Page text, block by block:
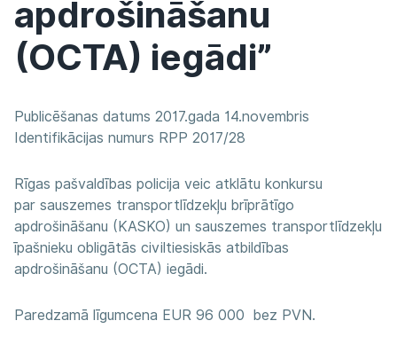
apdrošināšanu
(OCTA) iegādi”
Publicēšanas datums 2017.gada 14.novembris
Identifikācijas numurs RPP 2017/28
Rīgas pašvaldības policija veic atklātu konkursu
par sauszemes transportlīdzekļu brīprātīgo
apdrošināšanu (KASKO) un sauszemes transportlīdzekļu
īpašnieku obligātās civiltiesiskās atbildības
apdrošināšanu (OCTA) iegādi.
Paredzamā līgumcena EUR 96 000 bez PVN.